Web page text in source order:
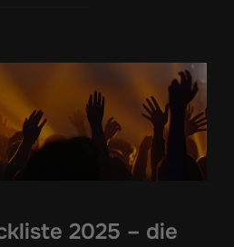
2025 – die